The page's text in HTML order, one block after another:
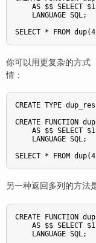
AS $$ SELECT
    LANGUAGE SQL;
你可以用更复杂的方式
情：
CREATE TYPE
CREATE FUNCTION
AS $$ SELECT
    LANGUAGE SQL;
另一种返回多列的方法
CREATE
AS $$ SELECT
    LANGUAGE SQL;